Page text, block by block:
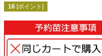
16 [ポイント]